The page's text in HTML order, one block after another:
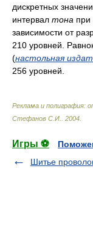
дискретных
интервал тона при
зависимости от
210 уровней.
(настольная
256 уровней.
Реклама и полиграфия:
Стефанов С.И.
2004
Игры ⚽
Шитье